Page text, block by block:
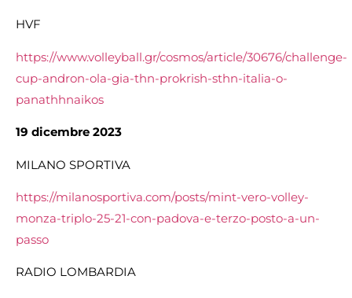
HVF
https://www.volleyball.gr/cosmos/article/30676/challenge-
cup-andron-ola-gia-thn-prokrish-sthn-italia-o-
panathhnaikos
19 dicembre 2023
MILANO SPORTIVA
https://milanosportiva.com/posts/mint-vero-volley-
monza-triplo-25-21-con-padova-e-terzo-posto-a-un-
passo
RADIO LOMBARDIA